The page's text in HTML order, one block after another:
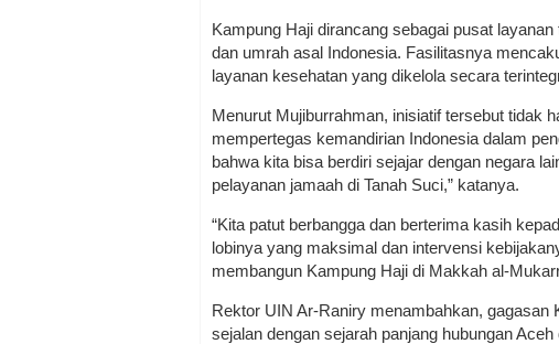
Kampung Haji dirancang sebagai pusat
dan umrah asal Indonesia. Fasilitasnya
layanan kesehatan yang dikelola secara
Menurut Mujiburrahman, inisiatif tersebut tidak
mempertegas kemandirian Indonesia dalam
bahwa kita bisa berdiri sejajar dengan negara
pelayanan jamaah di Tanah Suci,” katanya.
“Kita patut berbangga dan berterima kasih
lobinya yang maksimal dan intervensi
membangun Kampung Haji di Makkah al-
Rektor UIN Ar-Raniry menambahkan,
sejalan dengan sejarah panjang hubungan